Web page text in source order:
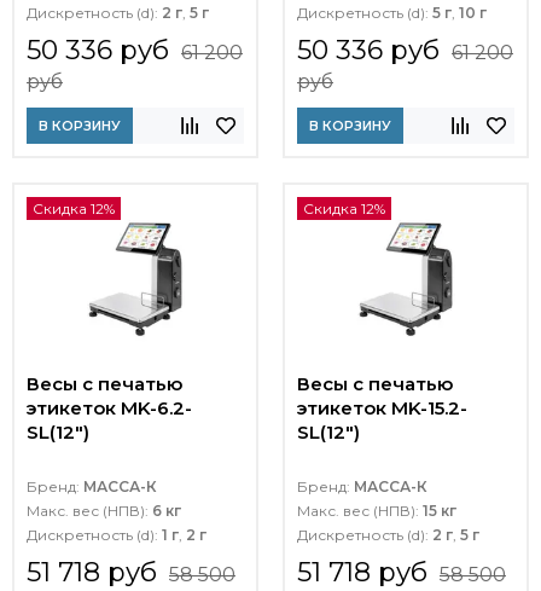
Дискретность (d): 2 г, 5 г
50 336 руб 61 200
руб
В КОРЗИНУ
Дискретность (d): 5 г, 10 г
50 336 руб 61 200
руб
В КОРЗИНУ
Скидка 12%
Весы с печатью
этикеток MK-6.2-
SL(12")
Бренд: МАССА-К
Макс. вес (НПВ): 6 кг
Дискретность (d): 1 г, 2 г
51 718 руб 58 500
Скидка 12%
Весы с печатью
этикеток MK-15.2-
SL(12")
Бренд: МАССА-К
Макс. вес (НПВ): 15 кг
Дискретность (d): 2 г, 5 г
51 718 руб 58 500